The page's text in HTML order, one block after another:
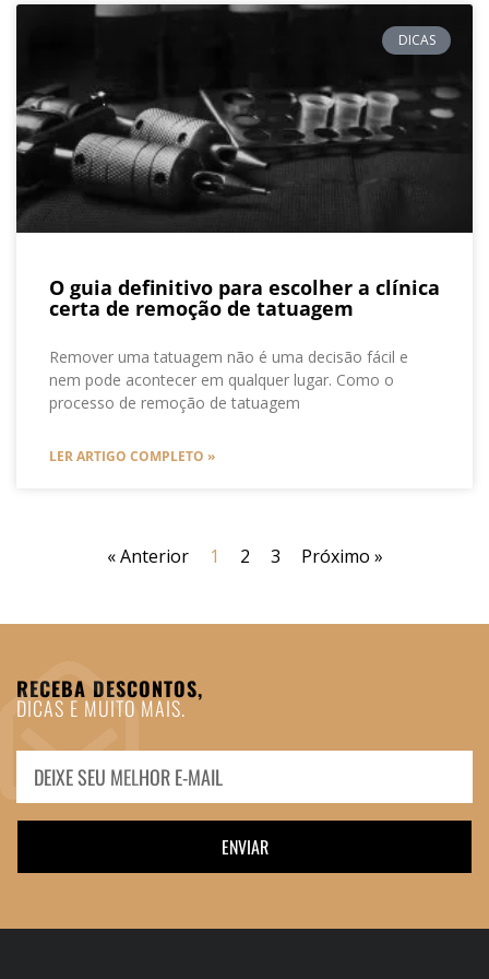
DICAS
O guia definitivo para escolher a clínica
certa de remoção de tatuagem
Remover uma tatuagem não é uma decisão fácil e
nem pode acontecer em qualquer lugar. Como o
processo de remoção de tatuagem
LER ARTIGO COMPLETO »
« Anterior 1 2 3 Próximo »
RECEBA DESCONTOS,
DICAS E MUITO MAIS.
ENVIAR